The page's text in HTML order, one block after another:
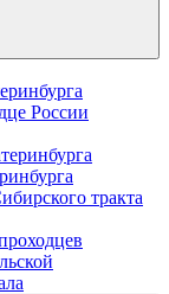
России
тракта